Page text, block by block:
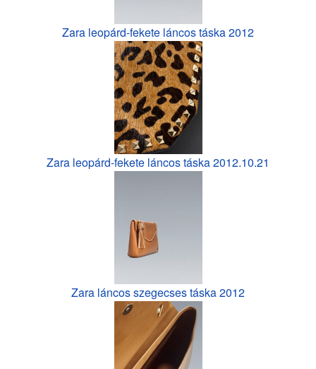
Zara leopárd-fekete láncos táska 2012
Zara leopárd-fekete láncos táska 2012.10.21
Zara láncos szegecses táska 2012